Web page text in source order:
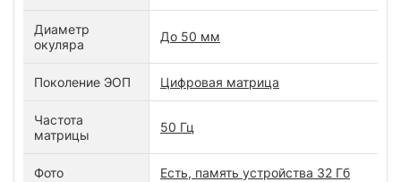
Диаметр
окуляра
До 50 мм
Поколение ЭОП Цифровая матрица
Частота
матрицы
50 Гц
Фото Есть, память устройства 32 Гб